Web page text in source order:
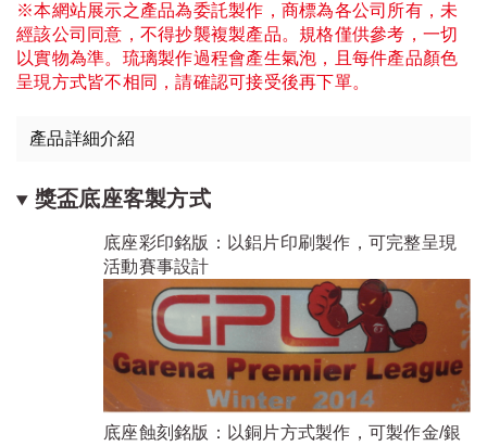
※本網站展示之產品為委託製作，商標為各公司所有，未
經該公司同意，不得抄襲複製產品。規格僅供參考，一切
以實物為準。琉璃製作過程會產生氣泡，且每件產品顏色
呈現方式皆不相同，請確認可接受後再下單。
產品詳細介紹
獎盃底座客製方式
底座彩印銘版：以鋁片印刷製作，可完整呈現
活動賽事設計
底座蝕刻銘版：以銅片方式製作，可製作金/銀